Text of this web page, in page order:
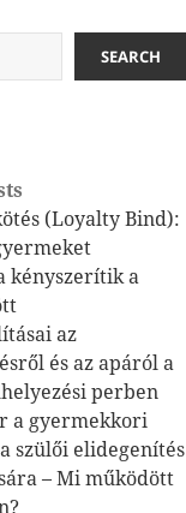
SEARCH
(Loyalty Bind):
kényszerítik a
az
és az apáról a
perben
a gyermekkori
szülői elidegenítés
– Mi működött